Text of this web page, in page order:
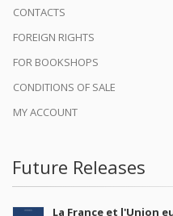
CONTACTS
FOREIGN RIGHTS
FOR BOOKSHOPS
CONDITIONS OF SALE
MY ACCOUNT
Future Releases
La France et l'Union